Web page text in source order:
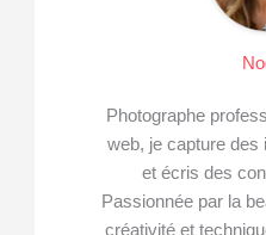
Photographe
web, je capture des
et écris des
Passionnée par la
créativité et